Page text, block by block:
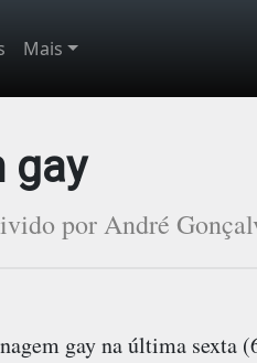
Mais
gay
por André
gay na última sexta